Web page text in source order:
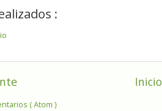
:
Inicio
( Atom )